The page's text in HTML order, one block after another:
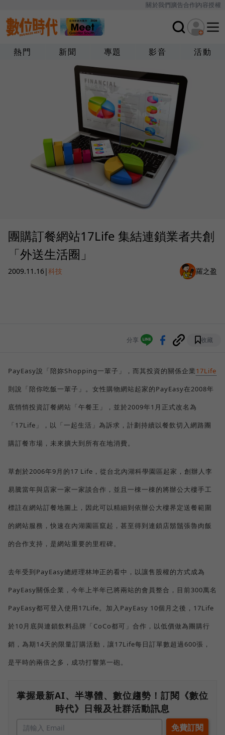
關於我們廣告合作內容授權
熱門 新聞 專題 影音 活動
團購訂餐網站17Life 集結連鎖業者共創
「外送生活圈」
2009.11.16|科技 羅之盈
分享 收藏
PayEasy說「陪妳Shopping一輩子」，而其投資的關係企業17Life
則說「陪你吃飯一輩子」。女性購物網站起家的PayEasy在2008年
底悄悄投資訂餐網站「午餐王」，並於2009年1月正式改名為
「17Life」，以「一起生活」為訴求，計劃持續以餐飲切入網路團
購訂餐市場，未來擴大到所有在地消費。
草創於2006年9月的17 Life，從台北內湖科學園區起家，創辦人李
易騰當年與店家一家一家談合作，並且一棟一棟的將辦公大樓手工
標註在網站訂餐地圖上，因此可以精細到依辦公大樓界定送餐範圍
的網站服務，快速在內湖園區竄起，甚至得到連鎖店鬍鬚張魯肉飯
的合作支持，是網站重要的里程碑。
去年受到PayEasy總經理林坤正的看中，以讓售股權的方式成為
PayEasy關係企業，今年上半年已將兩站的會員整合，目前300萬名
PayEasy都可登入使用17Life。加入PayEasy 10個月之後，17Life
於10月底與連鎖飲料品牌「CoCo都可」合作，以低價做為團購行
銷，為期14天的限量訂購活動，讓17Life每日訂單數超過600張，
是平時的兩倍之多，成功打響第一砲。
掌握最新AI、半導體、數位趨勢！訂閱《數位
時代》日報及社群活動訊息